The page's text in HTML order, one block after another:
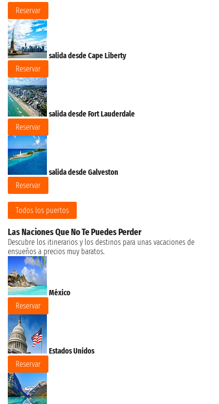
Reservar
salida desde Cape Liberty
Reservar
salida desde Fort Lauderdale
Reservar
salida desde Galveston
Reservar
Todos los puertos
Las Naciones Que No Te Puedes Perder
Descubre los itinerarios y los destinos para unas vacaciones de
ensueños a precios muy baratos.
México
Reservar
Estados Unidos
Reservar